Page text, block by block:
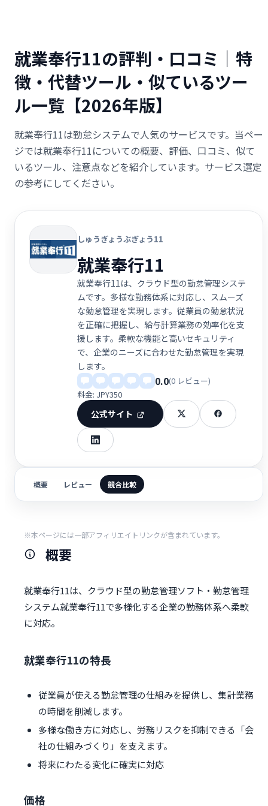
就業奉行11の評判・口コミ｜特
徴・代替ツール・似ているツー
ル一覧【2026年版】
就業奉行11は勤怠システムで人気のサービスです。当ペー
ジでは就業奉行11についての概要、評価、口コミ、似て
いるツール、注意点などを紹介しています。サービス選定
の参考にしてください。
しゅうぎょうぶぎょう11
就業奉行11
就業奉行11は、クラウド型の勤怠管理システ
ムです。多様な勤務体系に対応し、スムーズ
な勤怠管理を実現します。従業員の勤怠状況
を正確に把握し、給与計算業務の効率化を支
援します。柔軟な機能と高いセキュリティ
で、企業のニーズに合わせた勤怠管理を実現
します。
0.0(0 レビュー)
料金: JPY350
公式サイト
概要 レビュー 競合比較
※本ページには一部アフィリエイトリンクが含まれています。
概要
就業奉行11は、クラウド型の勤怠管理ソフト・勤怠管理
システム就業奉行11で多様化する企業の勤務体系へ柔軟
に対応。
就業奉行11の特長
従業員が使える勤怠管理の仕組みを提供し、集計業務
の時間を削減します。
多様な働き方に対応し、労務リスクを抑制できる「会
社の仕組みづくり」を支えます。
将来にわたる変化に確実に対応
価格